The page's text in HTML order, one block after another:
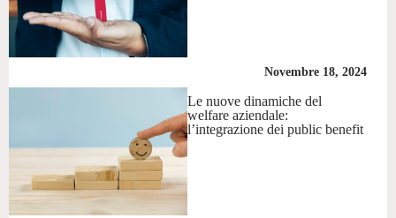
Novembre 18, 2024
Le nuove dinamiche del
welfare aziendale:
l’integrazione dei public benefit